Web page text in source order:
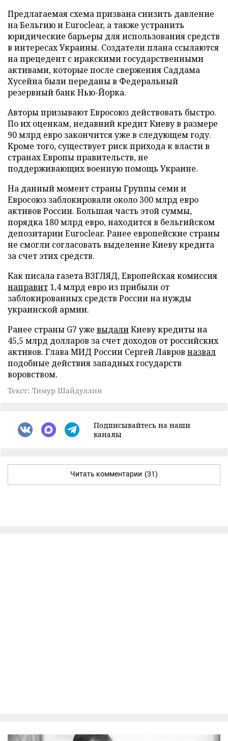
Предлагаемая схема призвана снизить давление
на Бельгию и Euroclear, а также устранить
юридические барьеры для использования средств
в интересах Украины. Создатели плана ссылаются
на прецедент с иракскими государственными
активами, которые после свержения Саддама
Хусейна были переданы в Федеральный
резервный банк Нью-Йорка.
Авторы призывают Евросоюз действовать быстро.
По их оценкам, недавний кредит Киеву в размере
90 млрд евро закончится уже в следующем году.
Кроме того, существует риск прихода к власти в
странах Европы правительств, не
поддерживающих военную помощь Украине.
На данный момент страны Группы семи и
Евросоюз заблокировали около 300 млрд евро
активов России. Большая часть этой суммы,
порядка 180 млрд евро, находится в бельгийском
депозитарии Euroclear. Ранее европейские страны
не смогли согласовать выделение Киеву кредита
за счет этих средств.
Как писала газета ВЗГЛЯД, Европейская комиссия
направит 1,4 млрд евро из прибыли от
заблокированных средств России на нужды
украинской армии.
Ранее страны G7 уже выдалиКиеву кредиты на
45,5 млрд долларов за счет доходов от российских
активов. Глава МИД России Сергей Лавров назвал
подобные действия западных государств
воровством.
Текст: Тимур Шайдуллин
Подписывайтесь на наши
каналы
Читать комментарии (31)